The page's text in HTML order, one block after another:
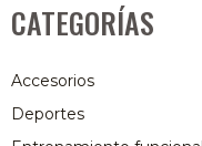
CATEGORÍAS
Accesorios
Deportes